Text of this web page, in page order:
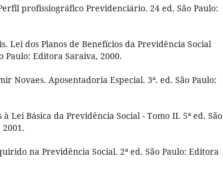
profissiográfico Previdenciário. 24 ed. São Paulo:
Lei dos Planos de Benefícios da Previdência Social
Paulo: Editora Saraiva, 2000.
Novaes. Aposentadoria Especial. 3ª. ed. São Paulo:
à Lei Básica da Previdência Social - Tomo II. 5ª ed. São
na Previdência Social. 2ª ed. São Paulo: Editora